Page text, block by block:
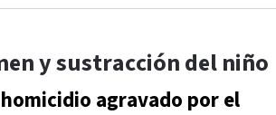
y sustracción del niño
agravado por el